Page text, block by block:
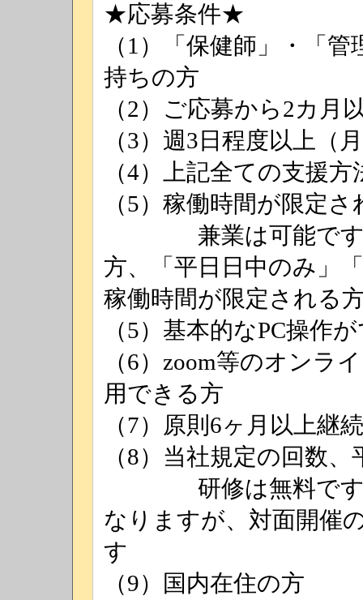
★応募条件★
（1）「保健師」・「
持ちの方
（2）ご応募から2カ月
（3）週3日程度以上（
（4）上記全ての支援
（5）稼働時間が限定
兼業は可能ですが
方、「平日日中のみ」
稼働時間が限定される
（5）基本的なPC操作
（6）zoom等のオンラ
用できる方
（7）原則6ヶ月以上継
（8）当社規定の回数
研修は無料です。
なりますが、対面開催
す
（9）国内在住の方